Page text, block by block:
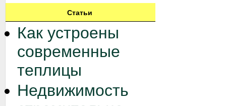
Статьи
Как устроены
современные
теплицы
Недвижимость